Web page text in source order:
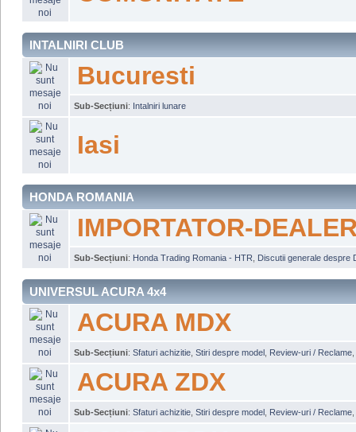
INTALNIRI CLUB
Bucuresti
Sub-Secțiuni: Intalniri lunare
Iasi
HONDA ROMANIA
IMPORTATOR-
Sub-Secțiuni: Honda Trading Romania - HTR Discutii generale despre
UNIVERSUL ACURA 4x4
ACURA MDX
Sub-Secțiuni: Sfaturi achizitie Stiri despre model Review-uri / Reclame
ACURA ZDX
Sub-Secțiuni: Sfaturi achizitie Stiri despre model Review-uri / Reclame